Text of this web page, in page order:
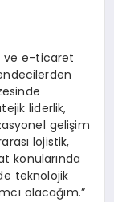
ve e-ticaret
liderlik,
gelişim
lojistik,
konularında
teknolojik
olacağım.”